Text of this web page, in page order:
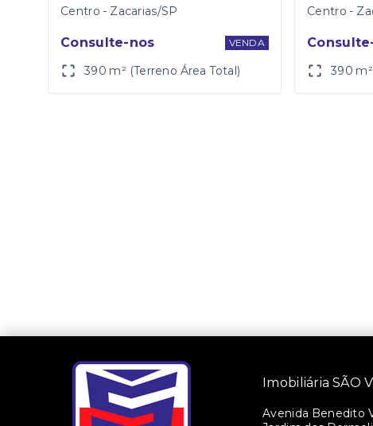
Centro - Zacarias/SP
Consulte-nos VENDA
390 m² (Terreno Área Total)
Centro -
390
Imobiliária SÃO
Avenida Benedito